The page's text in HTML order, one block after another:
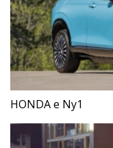
HONDA e Ny1